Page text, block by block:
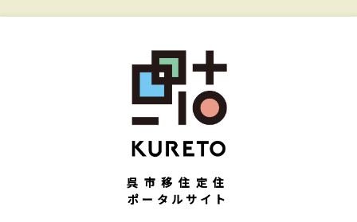
呉市移住定住
ポータルサイト